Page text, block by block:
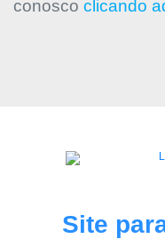
conosco clicando
Site